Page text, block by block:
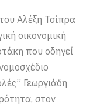
Αλέξη Τσίπρα
οικονομική
που οδηγεί
Γεωργιάδη
στον